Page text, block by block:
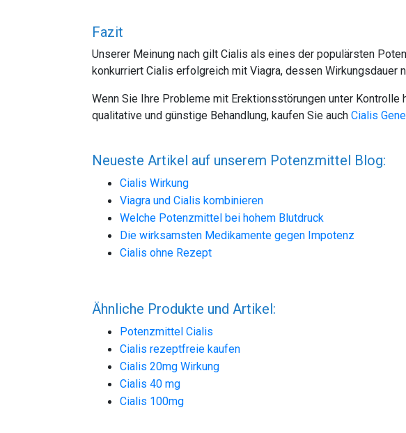
Fazit
Unserer Meinung nach gilt Cialis als eines der populärsten
konkurriert Cialis erfolgreich mit Viagra, dessen Wirkungsdauer
Wenn Sie Ihre Probleme mit Erektionsstörungen unter
qualitative und günstige Behandlung, kaufen Sie auch Cialis
Neueste Artikel auf unserem Potenzmittel Blog:
Cialis Wirkung
Viagra und Cialis kombinieren
Welche Potenzmittel bei hohem Blutdruck
Die wirksamsten Medikamente gegen Impotenz
Cialis ohne Rezept
Ähnliche Produkte und Artikel:
Potenzmittel Cialis
Cialis rezeptfreie kaufen
Cialis 20mg Wirkung
Cialis 40 mg
Cialis 100mg